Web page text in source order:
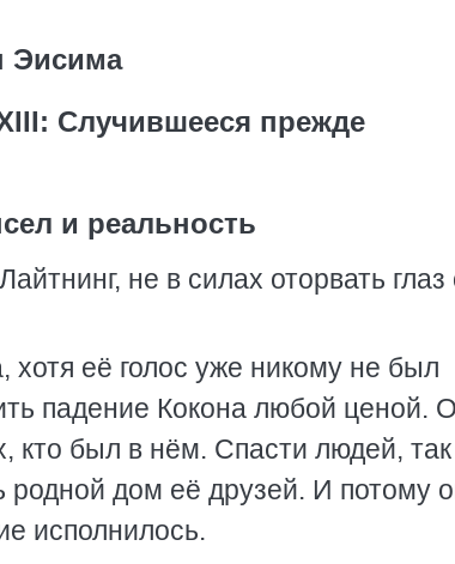
Эисима
Случившееся прежде
и реальность
не в силах оторвать глаз
её голос уже никому не был
падение Кокона любой ценой.
кто был в нём. Спасти людей, так
дом её друзей. И потому
исполнилось.